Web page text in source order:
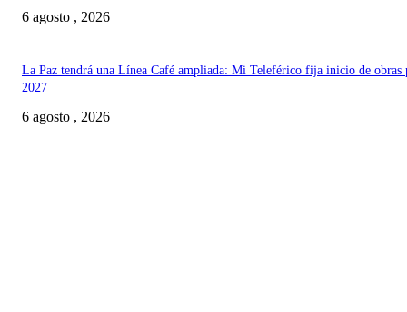
6 agosto , 2026
La Paz tendrá una Línea Café ampliada: Mi Teleférico fija inicio de obras
2027
6 agosto , 2026